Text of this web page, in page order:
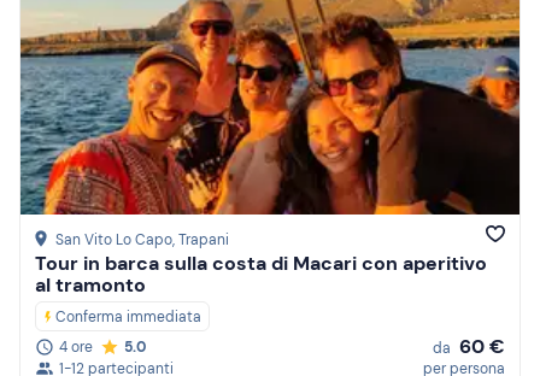
San Vito Lo Capo, Trapani
Tour in barca sulla costa di Macari con aperitivo
al tramonto
Conferma immediata
4 ore
5.0
1-12 partecipanti
da 60 €
per persona